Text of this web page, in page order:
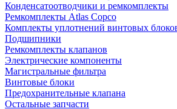
Конденсатоотводчики и ремкомплекты
Ремкомплекты Atlas Copco
Комплекты уплотнений винтовых
Подшипники
Ремкомплекты клапанов
Электрические компоненты
Магистральные фильтра
Винтовые блоки
Предохранительные клапана
Остальные запчасти